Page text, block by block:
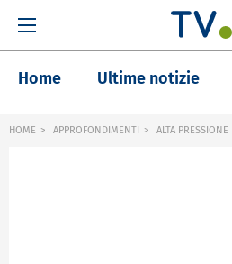
Home Ultime notizie
HOME APPROFONDIMENTI ALTA